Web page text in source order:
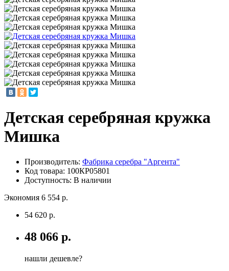
Детская серебряная кружка
Мишка
Производитель: Фабрика серебра "Аргента"
Код товара: 100КР05801
Доступность: В наличии
Экономия 6 554 р.
54 620 р.
48 066 р.
нашли дешевле?